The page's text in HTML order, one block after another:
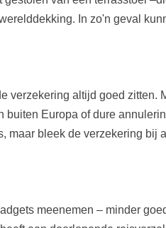
In zo'n geval
verzekering altijd goed zitten.
Europa of dure
maar bleek de verzekering bij
meenemen – minder